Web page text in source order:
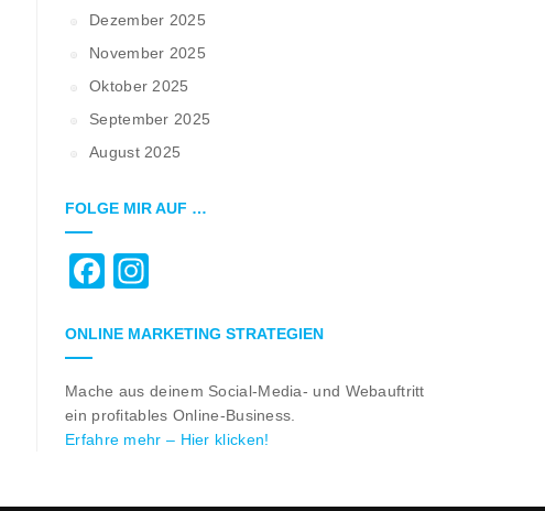
Dezember 2025
November 2025
Oktober 2025
September 2025
August 2025
FOLGE MIR AUF …
Facebook
ONLINE MARKETING STRATEGIEN
Mache aus deinem Social-Media- und Webauftritt
ein profitables Online-Business.
Erfahre mehr – Hier klicken!